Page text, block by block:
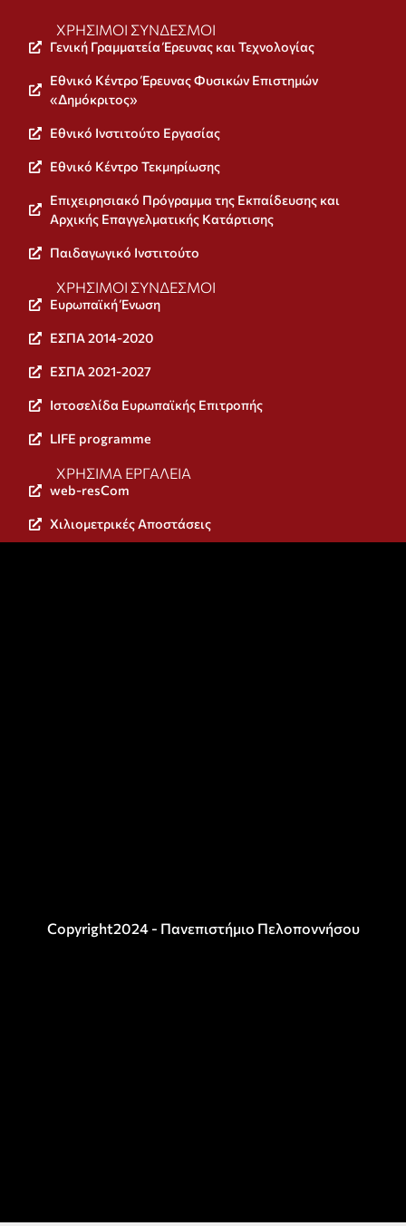
ΧΡΉΣΙΜΟΙ ΣΎΝΔΕΣΜΟΙ
Γενική Γραμματεία Έρευνας και Τεχνολογίας
Εθνικό Κέντρο Έρευνας Φυσικών Επιστημών
«Δημόκριτος»
Εθνικό Ινστιτούτο Εργασίας
Εθνικό Κέντρο Τεκμηρίωσης
Επιχειρησιακό Πρόγραμμα της Εκπαίδευσης και
Αρχικής Επαγγελματικής Κατάρτισης
Παιδαγωγικό Ινστιτούτο
ΧΡΉΣΙΜΟΙ ΣΎΝΔΕΣΜΟΙ
Ευρωπαϊκή Ένωση
ΕΣΠΑ 2014-2020
ΕΣΠΑ 2021-2027
Ιστοσελίδα Ευρωπαϊκής Επιτροπής
LIFE programme
ΧΡΉΣΙΜΑ ΕΡΓΑΛΕΊΑ
web-resCom
Χιλιομετρικές Αποστάσεις
Copyright2024 - Πανεπιστήμιο Πελοποννήσου